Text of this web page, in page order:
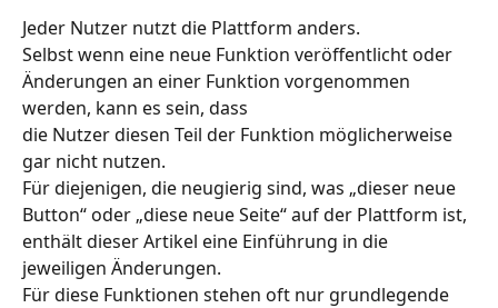
Jeder Nutzer nutzt die Plattform anders.
Selbst wenn eine neue Funktion veröffentlicht oder
Änderungen an einer Funktion vorgenommen
werden, kann es sein, dass
die Nutzer diesen Teil der Funktion möglicherweise
gar nicht nutzen.
Für diejenigen, die neugierig sind, was „dieser neue
Button“ oder „diese neue Seite“ auf der Plattform ist,
enthält dieser Artikel eine Einführung in die
jeweiligen Änderungen.
Für diese Funktionen stehen oft nur grundlegende